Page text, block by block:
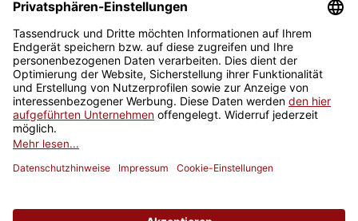
Newsletter